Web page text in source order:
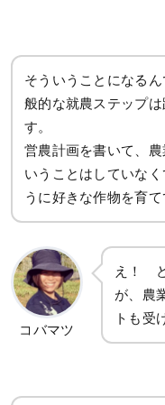
そういうことになる
般的な就農ステップ
す。
営農計画を書いて、
いうことはしていな
うに好きな作物を育て
コバマツ
え！
が、農
トも受